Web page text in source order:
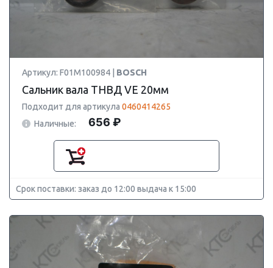
Артикул: F01M100984 | BOSCH
Сальник вала ТНВД VE 20мм
Подходит для артикула 0460414265
Наличные:
656 ₽
Срок поставки: заказ до 12:00 выдача к 15:00